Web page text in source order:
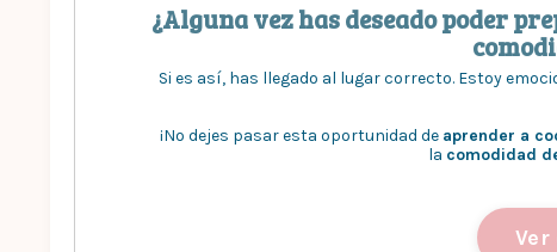
¿Alguna vez has deseado poder
Si es así, has llegado al lugar correcto. Estoy
¡No dejes pasar esta oportunidad de aprender a
la comodidad